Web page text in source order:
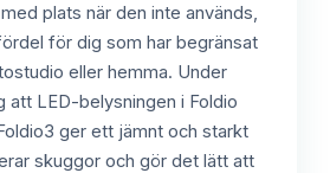
plats när den inte används,
för dig som har begränsat
eller hemma. Under
att LED-belysningen i Foldio
ger ett jämnt och starkt
skuggor och gör det lätt att